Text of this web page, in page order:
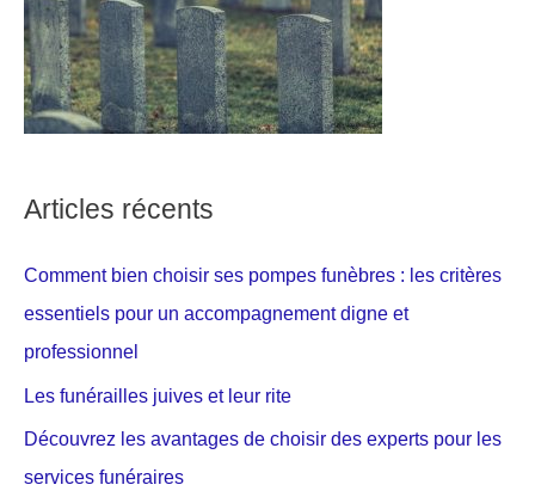
Articles récents
Comment bien choisir ses pompes funèbres : les critères
essentiels pour un accompagnement digne et
professionnel
Les funérailles juives et leur rite
Découvrez les avantages de choisir des experts pour les
services funéraires